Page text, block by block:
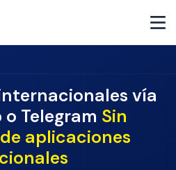
vía
Telegram Sin
aplicaciones